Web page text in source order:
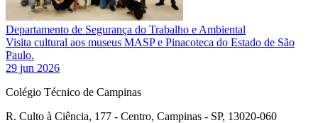
Departamento de Segurança do Trabalho e Ambiental
Visita cultural aos museus MASP e Pinacoteca do Estado de São
Paulo.
29 jun 2026
Colégio Técnico de Campinas
R. Culto à Ciência, 177 - Centro, Campinas - SP, 13020-060